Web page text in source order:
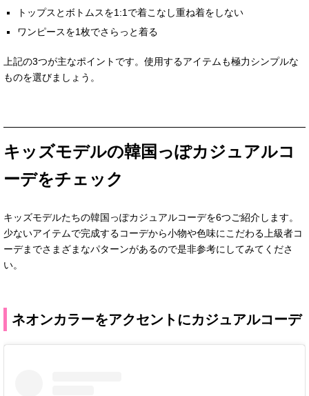
トップスとボトムスを1:1で着こなし重ね着をしない
ワンピースを1枚でさらっと着る
上記の3つが主なポイントです。使用するアイテムも極力シンプルな
ものを選びましょう。
キッズモデルの韓国っぽカジュアルコ
ーデをチェック
キッズモデルたちの韓国っぽカジュアルコーデを6つご紹介します。
少ないアイテムで完成するコーデから小物や色味にこだわる上級者コ
ーデまでさまざまなパターンがあるので是非参考にしてみてくださ
い。
ネオンカラーをアクセントにカジュアルコーデ